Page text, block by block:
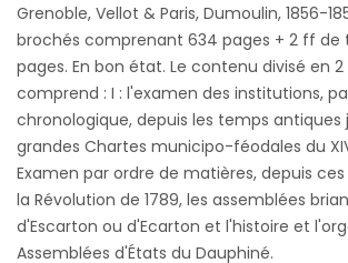
Grenoble, Vellot & Paris, Dumoulin, 1856-
brochés comprenant 634 pages + 2 ff de
pages. En bon état. Le contenu divisé en
comprend : I : l'examen des institutions,
chronologique, depuis les temps antiques
grandes Chartes municipo-féodales du
Examen par ordre de matières, depuis
la Révolution de 1789, les assemblées
d'Escarton ou d'Ecarton et l'histoire et
Assemblées d'États du Dauphiné.